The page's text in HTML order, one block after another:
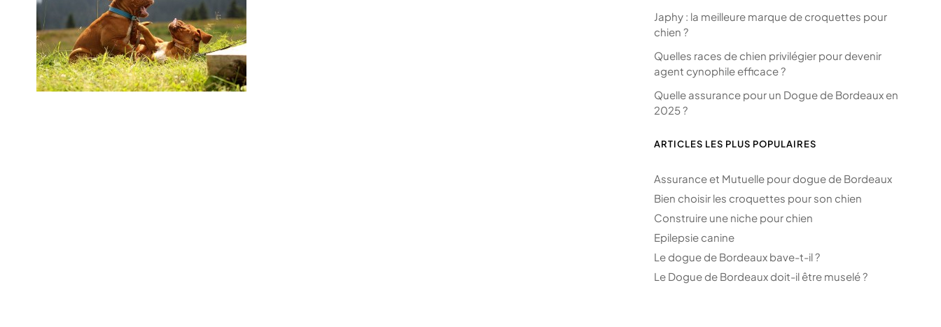
Japhy : la meilleure marque de croquettes pour
chien ?
Quelles races de chien privilégier pour devenir
agent cynophile efficace ?
Quelle assurance pour un Dogue de Bordeaux en
2025 ?
ARTICLES LES PLUS POPULAIRES
Assurance et Mutuelle pour dogue de Bordeaux
Bien choisir les croquettes pour son chien
Construire une niche pour chien
Epilepsie canine
Le dogue de Bordeaux bave-t-il ?
Le Dogue de Bordeaux doit-il être muselé ?